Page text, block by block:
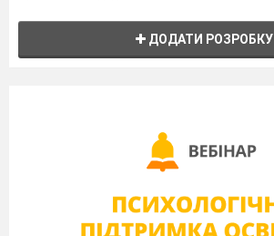
ДОДАТИ РОЗРОБКУ